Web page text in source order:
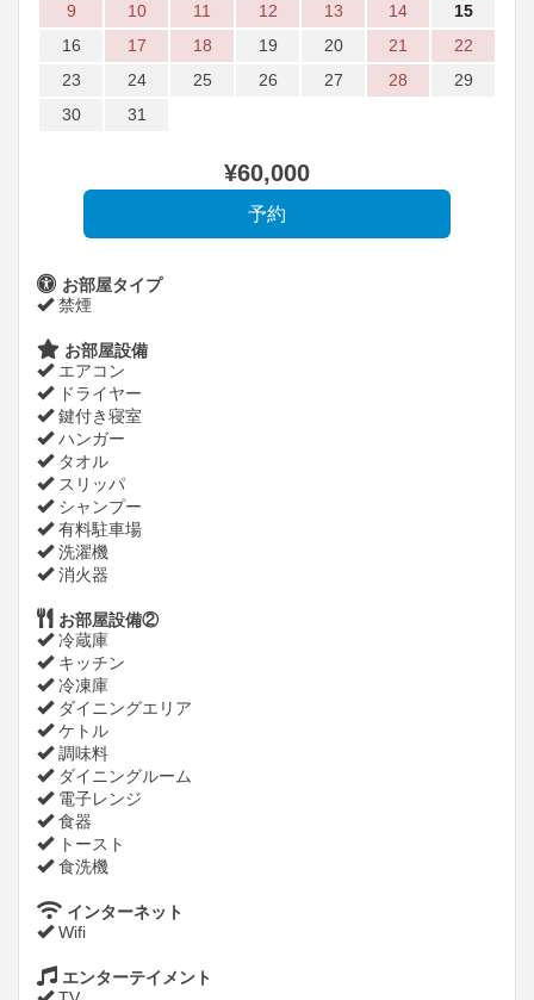
9
10 11 12 13 14
15
16
17 18 19 20 21
22
23
24 25 26 27 28
29
30
31
¥60,000
お部屋タイプ
禁煙
お部屋設備
エアコン
ドライヤー
鍵付き寝室
ハンガー
タオル
スリッパ
シャンプー
有料駐車場
洗濯機
消火器
お部屋設備②
冷蔵庫
キッチン
冷凍庫
ダイニングエリア
ケトル
調味料
ダイニングルーム
電子レンジ
食器
トースト
食洗機
インターネット
Wifi
エンターテイメント